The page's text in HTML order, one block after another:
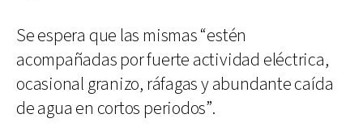
Se espera que las mismas “estén
acompañadas por fuerte actividad eléctrica,
ocasional granizo, ráfagas y abundante caída
de agua en cortos periodos”.